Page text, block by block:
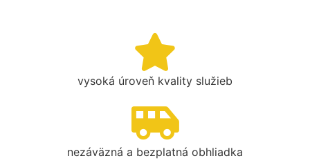
vysoká úroveň kvality služieb
nezáväzná a bezplatná obhliadka